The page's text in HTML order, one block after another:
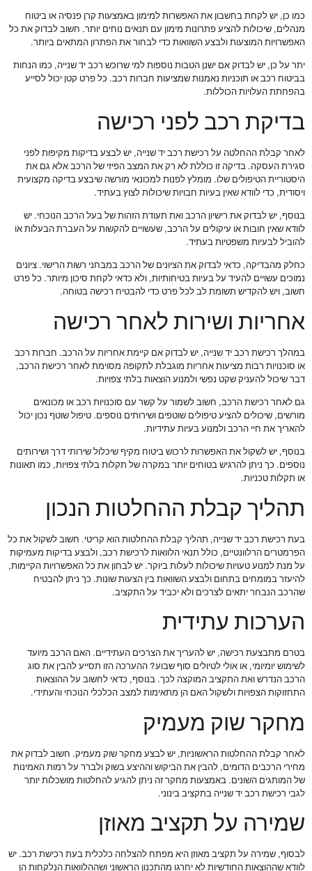
כמו כן, יש לקחת בחשבון את האפשרות למימון באמצעות קרן פנסיה או ביטוח
מנהלים, שיכולות להציע פתרונות מימון עם תנאים נוחים יותר. חשוב לבדוק את כל
האפשרויות המוצעות ולבצע השוואות כדי לבחור את הפתרון המתאים ביותר.
יתר על כן, יש לבדוק אם ישנן הטבות נוספות למי שרוכש רכב יד שנייה, כמו הנחות
בביטוח רכב או תוכניות נאמנות שמציעות חברות רכב. כל פרט קטן יכול לסייע
בהפחתת העלויות הכוללות.
בדיקת רכב לפני רכישה
לאחר קבלת ההחלטה על רכישת רכב יד שנייה, יש לבצע בדיקות מקיפות לפני
סגירת העסקה. בדיקה זו כוללת לא רק את המצב הפיזי של הרכב אלא גם את
היסטוריית הטיפולים שלו. מומלץ לפנות למכונאי מורשה שיבצע בדיקה מקצועית
ויסודית, כדי לוודא שאין בעיות חבויות שיכולות לצוץ בעתיד.
בנוסף, יש לבדוק את רישיון הרכב ואת תעודת הזהות של בעל הרכב הנוכחי. יש
לוודא שאין חובות או עיקולים על הרכב, שעשויים להקשות על העברת הבעלות או
להוביל לבעיות משפטיות בעתיד.
כחלק מהבדיקה, כדאי לבדוק את הציונים של הרכב במבחני רשות הרישוי. ציונים
נמוכים עשויים להעיד על בעיות בטיחותיות, ולא כדאי לקחת סיכון מיותר. כל פרט
חשוב, ויש להקדיש תשומת לב לכל פרט כדי להבטיח רכישה בטוחה.
אחריות ושירות לאחר רכישה
במהלך רכישת רכב יד שנייה, יש לבדוק אם קיימת אחריות על הרכב. חברות רכב
או סוכנויות רבות מציעות אחריות מוגבלת לתקופה מסוימת לאחר רכישת הרכב,
דבר שיכול להעניק שקט נפשי ולמנוע הוצאות בלתי צפויות.
גם לאחר רכישת הרכב, חשוב לשמור על קשר עם סוכנויות רכב או מכונאים
מורשים, שיכולים להציע טיפולים שוטפים ושירותים נוספים. טיפול שוטף נכון יכול
להאריך את חיי הרכב ולמנוע בעיות עתידיות.
בנוסף, יש לשקול את האפשרות לרכוש ביטוח מקיף שיכלול שירותי דרך ושירותים
נוספים. כך ניתן להרגיש בטוחים יותר במקרה של תקלות בלתי צפויות, כמו תאונות
או תקלות טכניות.
תהליך קבלת ההחלטות הנכון
בעת רכישת רכב יד שנייה, תהליך קבלת ההחלטות הוא קריטי. חשוב לשקול את כל
הפרמטרים הרלוונטיים, כולל תנאי הלוואות לרכישת רכב, ולבצע בדיקות מעמיקות
על מנת למנוע טעויות שיכולות לעלות ביוקר. יש לבחון את כל האפשרויות הקיימות,
להיעזר במומחים בתחום ולבצע השוואות בין הצעות שונות. כך ניתן להבטיח
שהרכב הנבחר יתאים לצרכים ולא יכביד על התקציב.
הערכות עתידית
בטרם מתבצעת רכישה, יש להעריך את הצרכים העתידיים. האם הרכב מיועד
לשימוש יומיומי, או אולי לטיולים סוף שבוע? ההערכה הזו תסייע להבין את סוג
הרכב הנדרש ואת התקציב המוקצה לכך. בנוסף, כדאי לחשוב על ההוצאות
התחזוקות הצפויות ולשקול האם הן מתאימות למצב הכלכלי הנוכחי והעתידי.
מחקר שוק מעמיק
לאחר קבלת ההחלטות הראשוניות, יש לבצע מחקר שוק מעמיק. חשוב לבדוק את
מחירי הרכבים הדומים, להבין את הביקוש וההיצע בשוק ולברר על רמות האמינות
של המותגים השונים. באמצעות מחקר זה ניתן להגיע להחלטות מושכלות יותר
לגבי רכישת רכב יד שנייה בתקציב בינוני.
שמירה על תקציב מאוזן
לבסוף, שמירה על תקציב מאוזן היא מפתח להצלחה כלכלית בעת רכישת רכב. יש
לוודא שההוצאות החודשיות לא יחרגו מהתכנון הראשוני ושההלוואות הנלקחות הן